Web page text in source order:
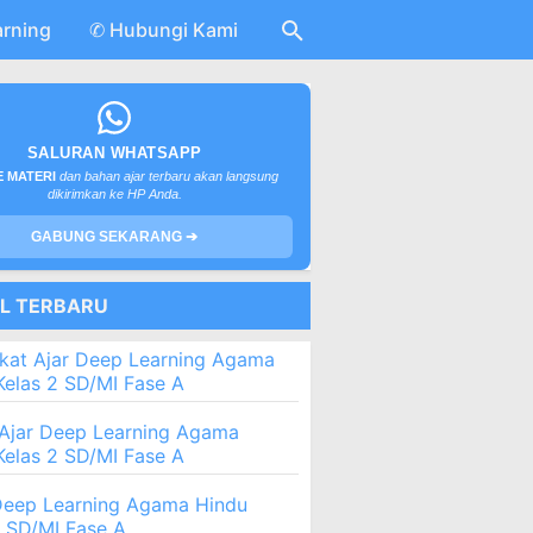
✆ Hubungi Kami
SALURAN WHATSAPP
MATERI dan bahan ajar terbaru akan langsung
dikirimkan ke HP Anda.
GABUNG SEKARANG ➔
TERBARU
Ajar Deep Learning Agama
2 SD/MI Fase A
Deep Learning Agama
2 SD/MI Fase A
Learning Agama Hindu
SD/MI Fase A